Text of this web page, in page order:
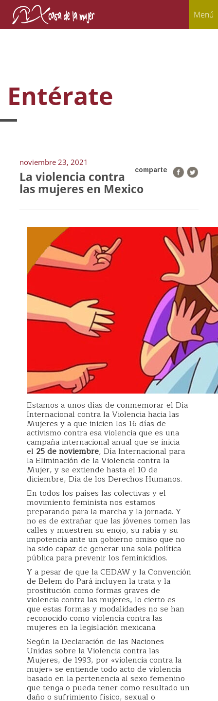
Menú
Entérate
noviembre 23, 2021
comparte
La violencia contra
las mujeres en Mexico
Estamos a unos días de conmemorar el Día
Internacional contra la Violencia hacia las
Mujeres y a que inicien los 16 días de
activismo contra esa violencia que es una
campaña internacional anual que se inicia
el 25 de noviembre, Día Internacional para
la Eliminación de la Violencia contra la
Mujer, y se extiende hasta el 10 de
diciembre, Día de los Derechos Humanos.
En todos los países las colectivas y el
movimiento feminista nos estamos
preparando para la marcha y la jornada. Y
no es de extrañar que las jóvenes tomen las
calles y muestren su enojo, su rabia y su
impotencia ante un gobierno omiso que no
ha sido capaz de generar una sola política
pública para prevenir los feminicidios.
Y a pesar de que la CEDAW y la Convención
de Belem do Pará incluyen la trata y la
prostitución como formas graves de
violencia contra las mujeres, lo cierto es
que estas formas y modalidades no se han
reconocido como violencia contra las
mujeres en la legislación mexicana.
Según la Declaración de las Naciones
Unidas sobre la Violencia contra las
Mujeres, de 1993, por «violencia contra la
mujer» se entiende todo acto de violencia
basado en la pertenencia al sexo femenino
que tenga o pueda tener como resultado un
daño o sufrimiento físico, sexual o